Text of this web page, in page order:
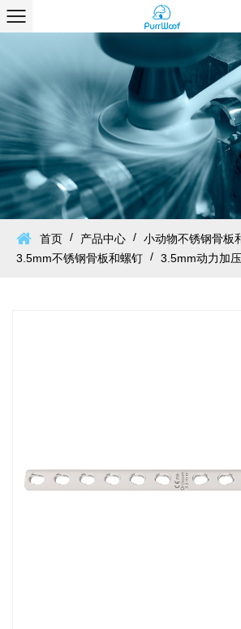
首页 / 产品中心 / 小动物不锈钢骨板
3.5mm不锈钢骨板和螺钉 / 3.5mm动力加